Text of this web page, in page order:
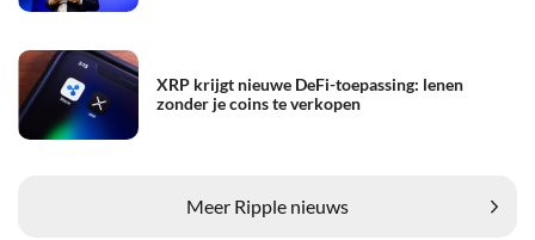
XRP krijgt nieuwe DeFi-toepassing: lenen
zonder je coins te verkopen
Meer Ripple nieuws